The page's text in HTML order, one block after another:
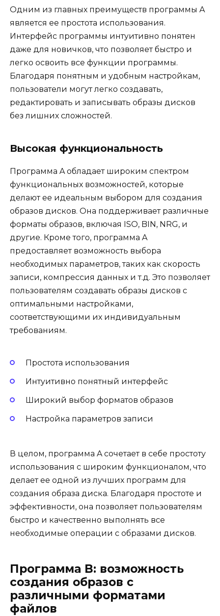
Одним из главных преимуществ программы A
является ее простота использования.
Интерфейс программы интуитивно понятен
даже для новичков, что позволяет быстро и
легко освоить все функции программы.
Благодаря понятным и удобным настройкам,
пользователи могут легко создавать,
редактировать и записывать образы дисков
без лишних сложностей.
Высокая функциональность
Программа A обладает широким спектром
функциональных возможностей, которые
делают ее идеальным выбором для создания
образов дисков. Она поддерживает различные
форматы образов, включая ISO, BIN, NRG, и
другие. Кроме того, программа A
предоставляет возможность выбора
необходимых параметров, таких как скорость
записи, компрессия данных и т.д. Это позволяет
пользователям создавать образы дисков с
оптимальными настройками,
соответствующими их индивидуальным
требованиям.
Простота использования
Интуитивно понятный интерфейс
Широкий выбор форматов образов
Настройка параметров записи
В целом, программа A сочетает в себе простоту
использования с широким функционалом, что
делает ее одной из лучших программ для
создания образа диска. Благодаря простоте и
эффективности, она позволяет пользователям
быстро и качественно выполнять все
необходимые операции с образами дисков.
Программа B: возможность
создания образов с
различными форматами
файлов